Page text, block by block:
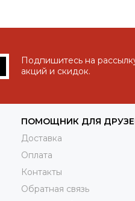
Подпишитесь на
акций и скидок.
ПОМОЩНИК ДЛЯ
Доставка
Оплата
Контакты
Обратная связь